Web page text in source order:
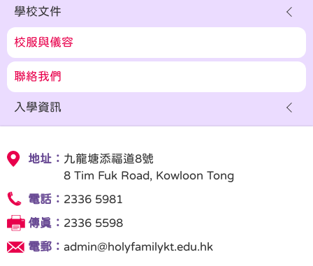
學校文件
校服與儀容
聯絡我們
入學資訊
地址： 九龍塘添福道8號
8 Tim Fuk Road, Kowloon Tong
電話： 2336 5981
傳真： 2336 5598
電郵： admin@holyfamilykt.edu.hk